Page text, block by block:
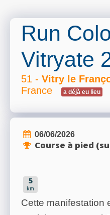
Run
Vitryate
51 - Vitry le
France
a déjà eu lieu
06/06/2026
Course à pied
5
km
Cette manifestation